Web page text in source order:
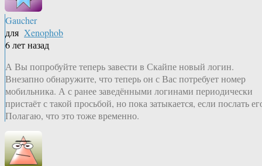
Gaucher
для Xenophob
6 лет назад
А Вы попробуйте теперь завести в Скайпе новый логин.
Внезапно обнаружите, что теперь он с Вас потребует номер
мобильника. А с ранее заведёнными логинами периодически
пристаёт с такой просьбой, но пока затыкается, если послать
Полагаю, что это тоже временно.